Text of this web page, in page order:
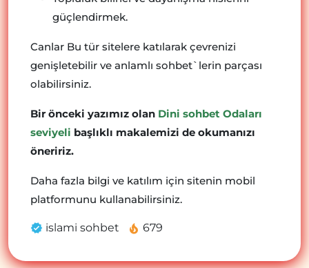
güçlendirmek.
Canlar Bu tür sitelere katılarak çevrenizi
genişletebilir ve anlamlı sohbet`lerin parçası
olabilirsiniz.
Bir önceki yazımız olan Dini sohbet Odaları
seviyeli başlıklı makalemizi de okumanızı
öneririz.
Daha fazla bilgi ve katılım için sitenin mobil
platformunu kullanabilirsiniz.
islami sohbet 679